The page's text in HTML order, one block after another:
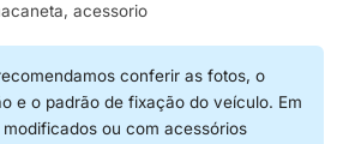
acessorio
conferir as fotos, o
e o padrão de fixação do veículo. Em
ou com acessórios